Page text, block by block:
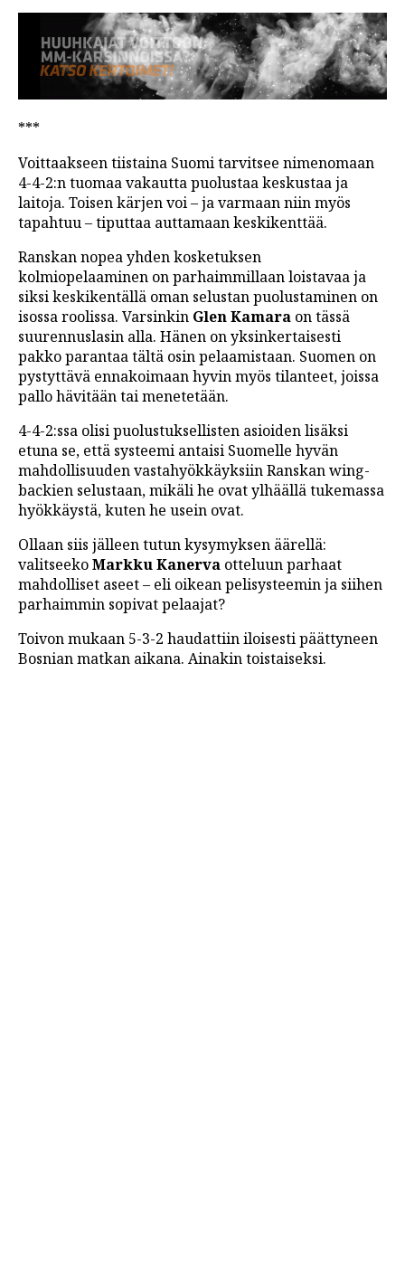
***
Voittaakseen tiistaina Suomi tarvitsee nimenomaan
4-4-2:n tuomaa vakautta puolustaa keskustaa ja
laitoja. Toisen kärjen voi – ja varmaan niin myös
tapahtuu – tiputtaa auttamaan keskikenttää.
Ranskan nopea yhden kosketuksen
kolmiopelaaminen on parhaimmillaan loistavaa ja
siksi keskikentällä oman selustan puolustaminen on
isossa roolissa. Varsinkin Glen Kamara on tässä
suurennuslasin alla. Hänen on yksinkertaisesti
pakko parantaa tältä osin pelaamistaan. Suomen on
pystyttävä ennakoimaan hyvin myös tilanteet, joissa
pallo hävitään tai menetetään.
4-4-2:ssa olisi puolustuksellisten asioiden lisäksi
etuna se, että systeemi antaisi Suomelle hyvän
mahdollisuuden vastahyökkäyksiin Ranskan wing-
backien selustaan, mikäli he ovat ylhäällä tukemassa
hyökkäystä, kuten he usein ovat.
Ollaan siis jälleen tutun kysymyksen äärellä:
valitseekoMarkku Kanerva otteluun parhaat
mahdolliset aseet – eli oikean pelisysteemin ja siihen
parhaimmin sopivat pelaajat?
Toivon mukaan 5-3-2 haudattiin iloisesti päättyneen
Bosnian matkan aikana. Ainakin toistaiseksi.